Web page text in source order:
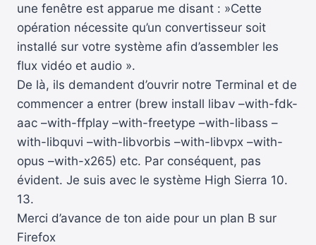
une fenêtre est apparue me disant : »Cette
opération nécessite qu’un convertisseur soit
installé sur votre système afin d’assembler les
flux vidéo et audio ».
De là, ils demandent d’ouvrir notre Terminal et de
commencer a entrer (brew install libav –with-fdk-
aac –with-ffplay –with-freetype –with-libass –
with-libquvi –with-libvorbis –with-libvpx –with-
opus –with-x265) etc. Par conséquent, pas
évident. Je suis avec le système High Sierra 10.
13.
Merci d’avance de ton aide pour un plan B sur
Firefox